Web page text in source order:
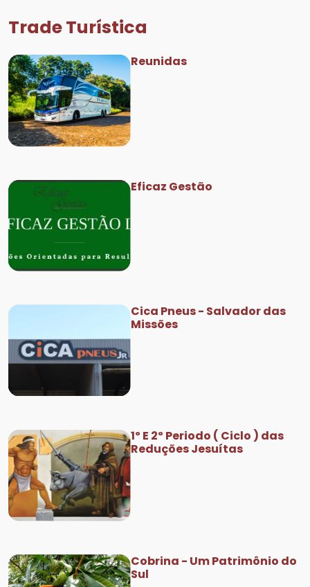
Trade Turística
Reunidas
Eficaz Gestão
Cica Pneus - Salvador das
Missões
1º E 2º Periodo ( Ciclo ) das
Reduções Jesuítas
Cobrina - Um Patrimônio do
Sul